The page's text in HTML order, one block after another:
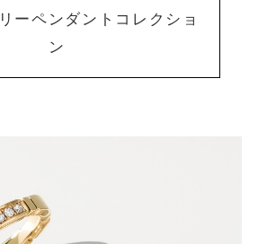
ーペンダントコレクショ
ン